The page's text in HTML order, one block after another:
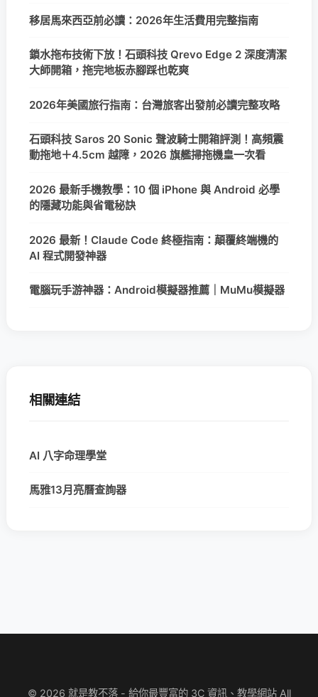
移居馬來西亞前必讀：2026年生活費用完整指南
鎖水拖布技術下放！石頭科技 Qrevo Edge 2 深度清潔
大師開箱，拖完地板赤腳踩也乾爽
2026年美國旅行指南：台灣旅客出發前必讀完整攻略
石頭科技 Saros 20 Sonic 聲波騎士開箱評測！高頻震
動拖地＋4.5cm 越障，2026 旗艦掃拖機皇一次看
2026 最新手機教學：10 個 iPhone 與 Android 必學
的隱藏功能與省電秘訣
2026 最新！Claude Code 終極指南：顛覆終端機的
AI 程式開發神器
電腦玩手游神器：Android模擬器推薦｜MuMu模擬器
相關連結
AI 八字命理學堂
馬雅13月亮曆查詢器
© 2026 就是教不落 - 給你最豐富的 3C 資訊、教學網站 All